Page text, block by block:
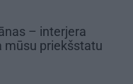
– interjera
mūsu priekšstatu